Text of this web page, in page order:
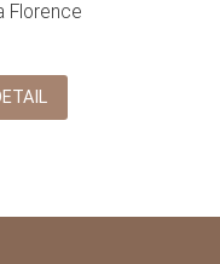
Florence